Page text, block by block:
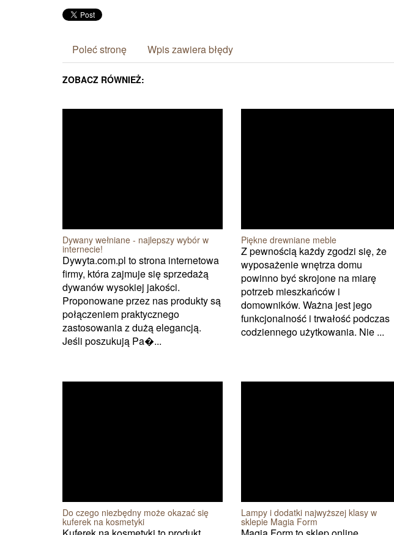
Poleć stronę Wpis zawiera błędy
ZOBACZ RÓWNIEŻ:
Dywany wełniane - najlepszy wybór w
internecie!
Dywyta.com.pl to strona internetowa
firmy, która zajmuje się sprzedażą
dywanów wysokiej jakości.
Proponowane przez nas produkty są
połączeniem praktycznego
zastosowania z dużą elegancją.
Jeśli poszukują Pa�...
Piękne drewniane meble
Z pewnością każdy zgodzi się, że
wyposażenie wnętrza domu
powinno być skrojone na miarę
potrzeb mieszkańców i
domowników. Ważna jest jego
funkcjonalność i trwałość podczas
codziennego użytkowania. Nie ...
Do czego niezbędny może okazać się
kuferek na kosmetyki
Lampy i dodatki najwyższej klasy w
sklepie Magia Form